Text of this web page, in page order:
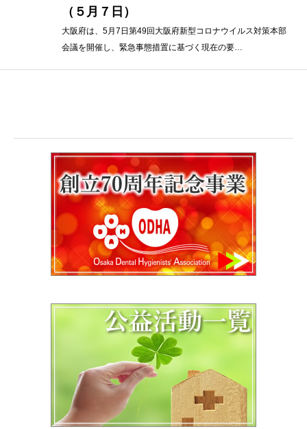
（５月７日）
大阪府は、5月7日第49回大阪府新型コロナウイルス対策本部
会議を開催し、緊急事態措置に基づく現在の要…